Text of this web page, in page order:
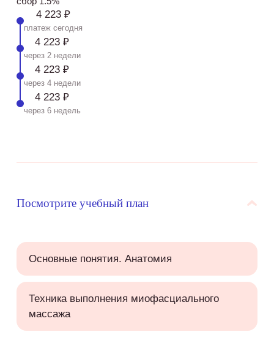
4 223 ₽
платеж сегодня
4 223 ₽
через 2 недели
4 223 ₽
через 4 недели
4 223 ₽
через 6 недель
Посмотрите учебный план
Основные понятия. Анатомия
Техника выполнения миофасциального
массажа